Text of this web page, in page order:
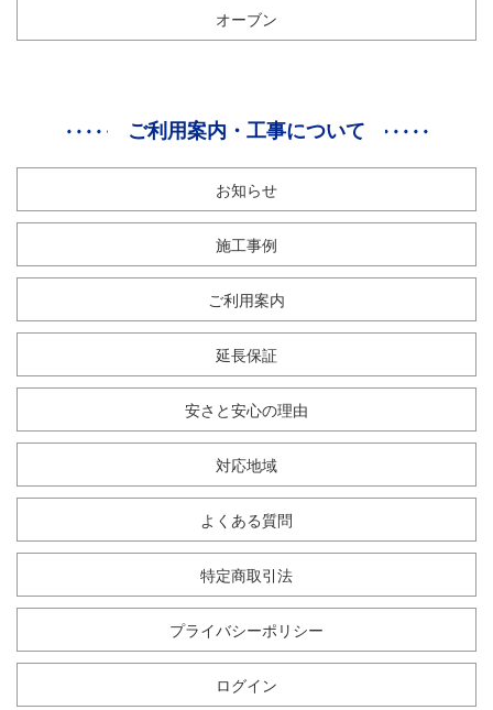
オーブン
ご利用案内・工事について
お知らせ
施工事例
ご利用案内
延長保証
安さと安心の理由
対応地域
よくある質問
特定商取引法
プライバシーポリシー
ログイン